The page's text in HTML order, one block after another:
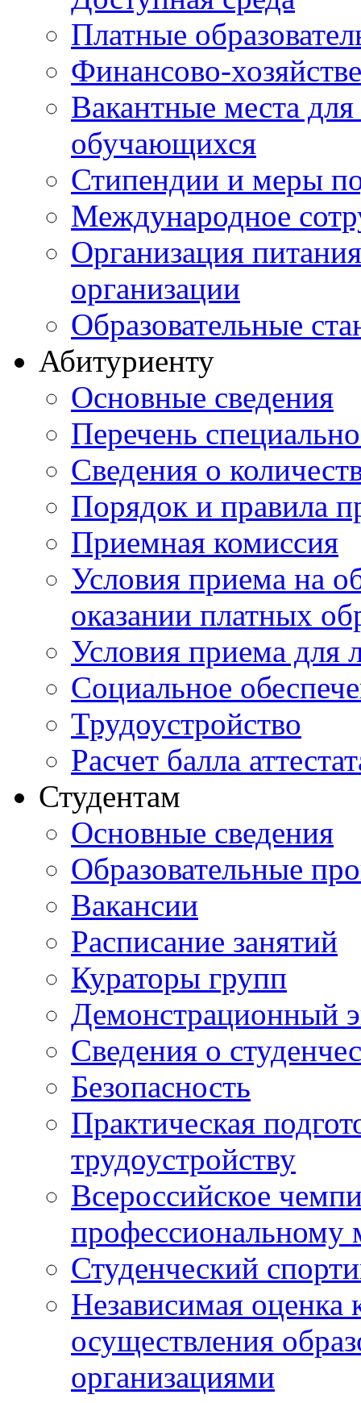
Платные
Финансово-
Вакантные места
обучающихся
Стипендии и меры
Международное
Организация
организации
Образовательные
Абитуриенту
Основные сведения
Перечень
Cведения о
Порядок и правила
Приемная комиссия
Условия приема на
оказании платных
Условия приема для
Социальное
Трудоустройство
Расчет балла
Студентам
Основные сведения
Образовательные
Вакансии
Расписание занятий
Кураторы групп
Демонстрационный
Сведения о
Безопасность
Практическая
трудоустройству
Всероссийское
профессиональному
Студенческий
Независимая оценка
осуществления
организациями